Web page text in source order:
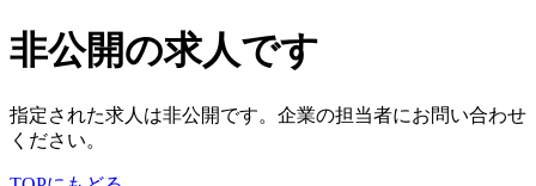
非公開の求人です
指定された求人は非公開です。企業の担当者にお問い合わせ
ください。